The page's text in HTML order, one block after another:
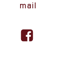
mail